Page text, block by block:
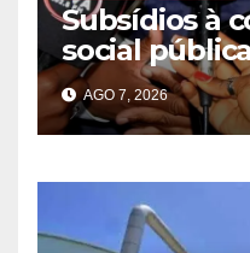
Subsídios à
social
para 39,2 mil
2025
AGO 7, 2026